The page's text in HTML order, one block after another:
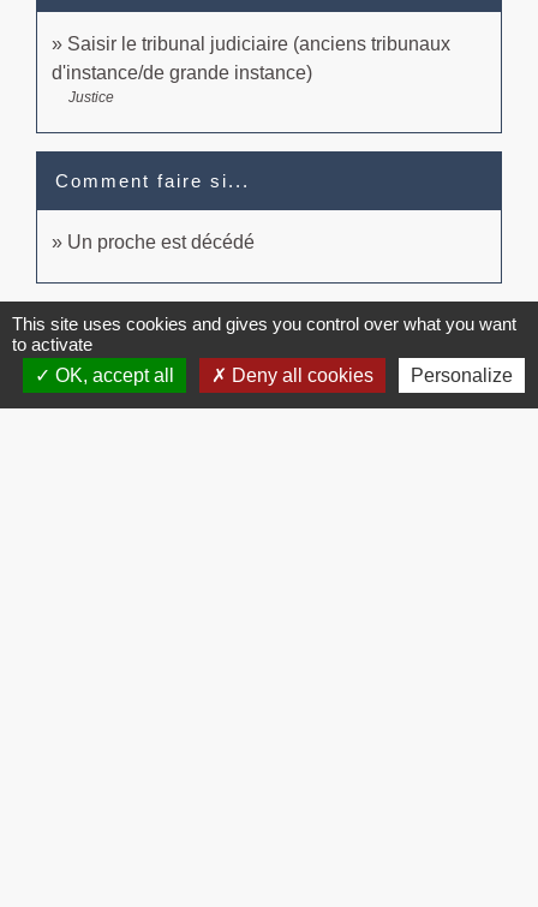
Saisir le tribunal judiciaire (anciens tribunaux
d'instance/de grande instance)
Justice
Comment faire si...
Un proche est décédé
Signaler une erreur sur cette page
This site uses cookies and gives you control over what you want
to activate
OK, accept all
Deny all cookies Personalize